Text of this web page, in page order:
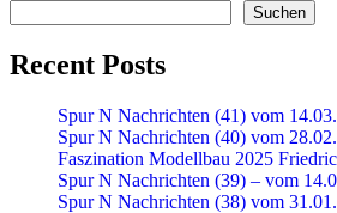
Suchen
Recent Posts
Spur N Nachrichten (41) vom
Spur N Nachrichten (40) vom
Faszination Modellbau 2025
Spur N Nachrichten (39) – vom
Spur N Nachrichten (38) vom